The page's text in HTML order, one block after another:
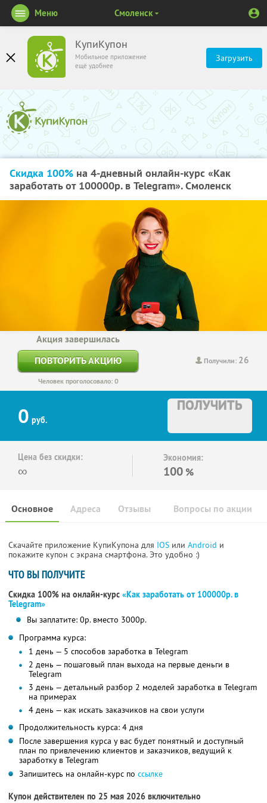
КупиКупон
Мобильное приложение
ещё удобнее
Загрузить
Меню Смоленск
Скидка 100% на 4-дневный онлайн-курс «Как
заработать от 100000р. в Telegram». Смоленск
Получили: 26
Акция завершилась
ПОВТОРИТЬ АКЦИЮ
Человек проголосовало: 0
0 руб.
ПОЛУЧИТЬ
Цена без скидки:
∞
Экономия:
100 %
Основное Отзывы Вопросы по акции
Адреса
Скачайте приложение КупиКупона для IOS или Android и
покажите купон с экрана смартфона. Это удобно :)
ЧТО ВЫ ПОЛУЧИТЕ
Скидка 100% на онлайн-курс «Как заработать от 100000р. в
Telegram»
Вы заплатите: 0р. вместо 3000р.
Программа курса:
1 день — 5 способов заработка в Telegram
2 день — пошаговый план выхода на первые деньги в
Telegram
3 день — детальный разбор 2 моделей заработка в Telegram
на примерах
4 день — как искать заказчиков на свои услуги
Продолжительность курса: 4 дня
После завершения курса у вас будет понятный и доступный
план по привлечению клиентов и заказчиков, ведущий к
заработку в Telegram
Запишитесь на онлайн-курс по ссылке
Купон действителен по 25 мая 2026 включительно